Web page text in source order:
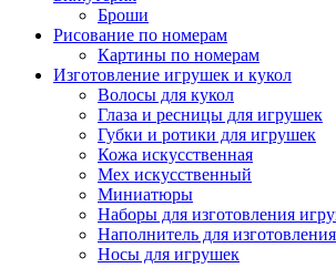
Броши
Рисование по номерам
Картины по номерам
Изготовление игрушек и кукол
Волосы для кукол
Глаза и ресницы для игрушек
Губки и ротики для игрушек
Кожа искусственная
Мех искусственный
Миниатюры
Наборы для изготовления
Наполнитель для
Носы для игрушек